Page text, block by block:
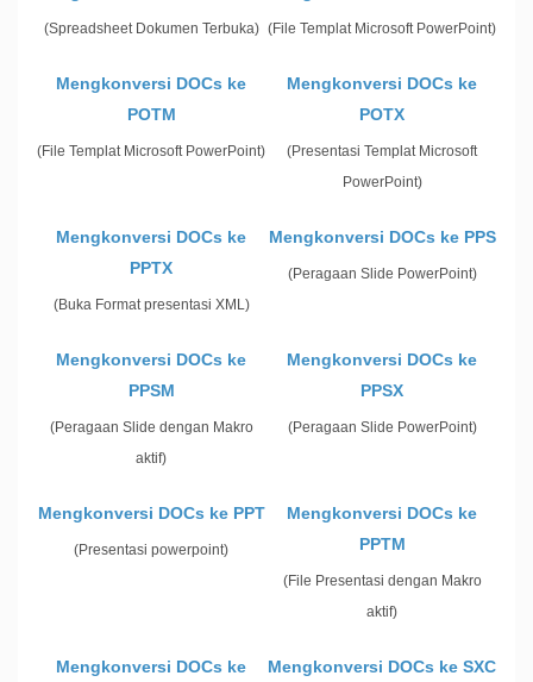
(Spreadsheet Dokumen Terbuka) (File Templat Microsoft PowerPoint)
Mengkonversi DOCs ke
POTM
(File Templat Microsoft PowerPoint)
Mengkonversi DOCs ke
POTX
(Presentasi Templat Microsoft
PowerPoint)
Mengkonversi DOCs ke
PPTX
(Buka Format presentasi XML)
Mengkonversi DOCs ke PPS
(Peragaan Slide PowerPoint)
Mengkonversi DOCs ke
PPSM
(Peragaan Slide dengan Makro
aktif)
Mengkonversi DOCs ke
PPSX
(Peragaan Slide PowerPoint)
Mengkonversi DOCs ke PPT
(Presentasi powerpoint)
Mengkonversi DOCs ke
PPTM
(File Presentasi dengan Makro
aktif)
Mengkonversi DOCs ke
Mengkonversi DOCs ke SXC